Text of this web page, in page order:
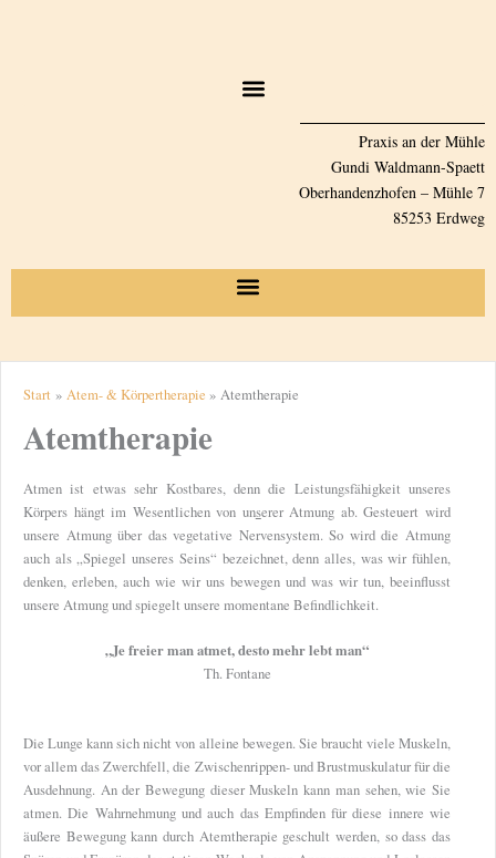
Praxis an der Mühle
Gundi Waldmann-Spaett
Oberhandenzhofen – Mühle 7
85253 Erdweg
Start Atem- & Körpertherapie Atemtherapie
Atemtherapie
Atmen ist etwas sehr Kostbares, denn die Leistungsfähigkeit unseres
Körpers hängt im Wesentlichen von unserer Atmung ab. Gesteuert wird
unsere Atmung über das vegetative Nervensystem. So wird die Atmung
auch als „Spiegel unseres Seins“ bezeichnet, denn alles, was wir fühlen,
denken, erleben, auch wie wir uns bewegen und was wir tun, beeinflusst
unsere Atmung und spiegelt unsere momentane Befindlichkeit.
„Je freier man atmet, desto mehr lebt man“
Th. Fontane
Die Lunge kann sich nicht von alleine bewegen. Sie braucht viele Muskeln,
vor allem das Zwerchfell, die Zwischenrippen- und Brustmuskulatur für die
Ausdehnung. An der Bewegung dieser Muskeln kann man sehen, wie Sie
atmen. Die Wahrnehmung und auch das Empfinden für diese innere wie
äußere Bewegung kann durch Atemtherapie geschult werden, so dass das